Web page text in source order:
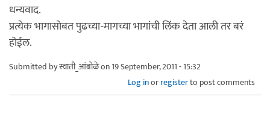
धन्यवाद.
प्रत्येक भागासोबत पुढच्या-मागच्या भागांची लिंक देता आली तर बरं
होईल.
Submitted byस्वाती_आंबोळेon 19 September, 2011 - 15:32
Log inorregisterto post comments